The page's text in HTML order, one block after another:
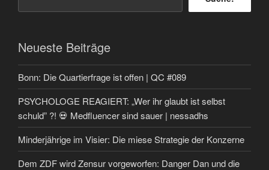
Neueste Beiträge
Bonn: Die Quartierfrage ist offen | QC #089
PSYCHOLOGE REAGIERT: „Wer ihr glaubt ist selbst
schuld” ?! 💀 Medfluencer sind sauer | nessadhs
Minderjährige im Visier: Die miese Strategie der Konzerne
Dem ZDF wird Zensur vorgeworfen: Danger Dan und die